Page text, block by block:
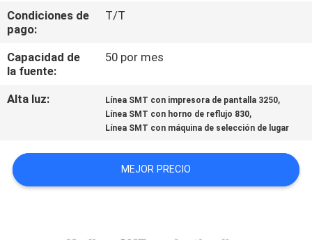
CONTACTA
CON
NOSOTROS
SHOPPING
ON
Condiciones de
pago:
T/T
Capacidad de
la fuente:
50 por mes
Alta luz: Línea SMT con impresora de pantalla 3250,
Línea SMT con horno de reflujo 830,
Línea SMT con máquina de selección de lugar
MEJOR PRECIO